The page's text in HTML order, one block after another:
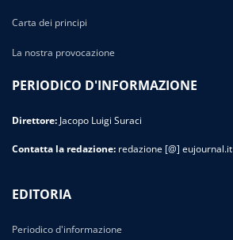
Carta dei principi
La nostra provocazione
PERIODICO D'INFORMAZIONE
Direttore: Jacopo Luigi Suraci
Contatta la redazione: redazione [@] eujournal.it
EDITORIA
Periodico d'informazione